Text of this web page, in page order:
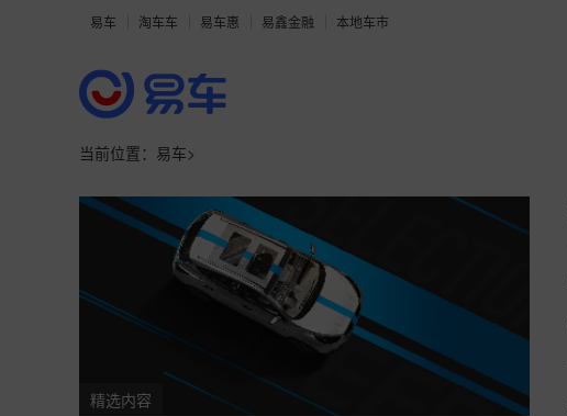
易车 淘车车 易车惠 易鑫金融 本地车市
当前位置： 易车>
精选内容